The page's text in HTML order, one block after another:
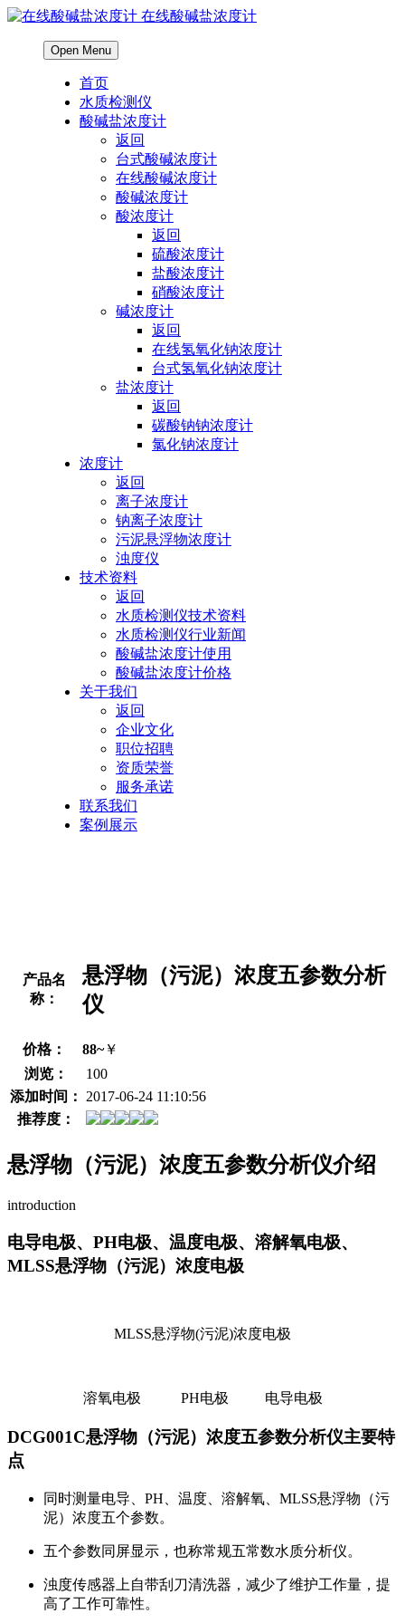
在线酸碱盐浓度计
Open Menu
首页
水质检测仪
酸碱盐浓度计
返回
台式酸碱浓度计
在线酸碱浓度计
酸碱浓度计
酸浓度计
返回
硫酸浓度计
盐酸浓度计
硝酸浓度计
碱浓度计
返回
在线氢氧化钠浓度计
台式氢氧化钠浓度计
盐浓度计
返回
碳酸钠钠浓度计
氯化钠浓度计
浓度计
返回
离子浓度计
钠离子浓度计
污泥悬浮物浓度计
浊度仪
技术资料
返回
水质检测仪技术资料
水质检测仪行业新闻
酸碱盐浓度计使用
酸碱盐浓度计价格
关于我们
返回
企业文化
职位招聘
资质荣誉
服务承诺
联系我们
案例展示
产品名
称：
悬浮物（污泥）浓度五参数分析
仪
价格： 88~￥
浏览：
100
添加时间：
2017-06-24 11:10:56
推荐度：
悬浮物（污泥）浓度五参数分析仪介绍
introduction
电导电极、PH电极、温度电极、溶解氧电极、
MLSS悬浮物（污泥）浓度电极
MLSS悬浮物(污泥)浓度电极
溶氧电极 PH电极 电导电极
DCG001C悬浮物（污泥）浓度五参数分析仪主要特
点
同时测量电导、PH、温度、溶解氧、MLSS悬浮物（污
泥）浓度五个参数。
五个参数同屏显示，也称常规五常数水质分析仪。
浊度传感器上自带刮刀清洗器，减少了维护工作量，提
高了工作可靠性。